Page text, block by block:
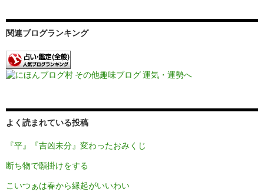
関連ブログランキング
よく読まれている投稿
『平』『吉凶未分』変わったおみくじ
断ち物で願掛けをする
こいつぁは春から縁起がいいわい